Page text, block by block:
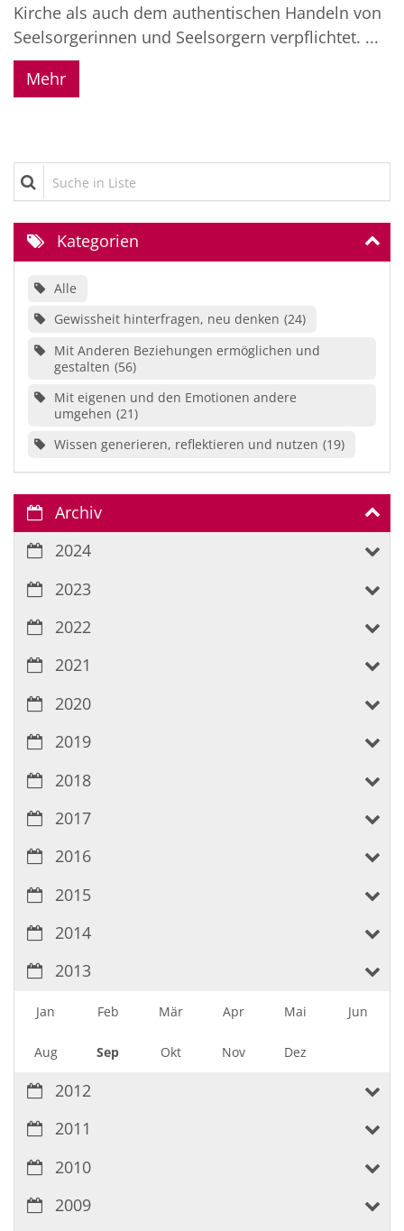
Kirche als auch dem authentischen Handeln von
Seelsorgerinnen und Seelsorgern verpflichtet. ...
Mehr
Suche in Liste
Kategorien
Alle
Gewissheit hinterfragen, neu denken 24
Mit Anderen Beziehungen ermöglichen und
gestalten 56
Mit eigenen und den Emotionen andere
umgehen 21
Wissen generieren, reflektieren und nutzen 19
Archiv
2024
2023
2022
2021
2020
2019
2018
2017
2016
2015
2014
2013
Jan Feb Mär Apr Mai Jun
Aug Sep Okt Nov Dez
2012
2011
2010
2009